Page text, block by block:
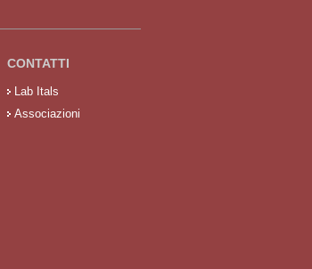
CONTATTI
Lab Itals
Associazioni